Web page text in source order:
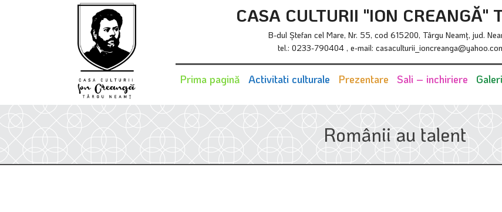
CASA CULTURII "ION CREANGĂ"
B-dul Ştefan cel Mare, Nr. 55, cod 615200, Târgu Neamţ, jud.
tel.: 0233-790404 , e-mail:
Prima pagină Activitati culturale Prezentare Sali – inchiriere
Românii au talent